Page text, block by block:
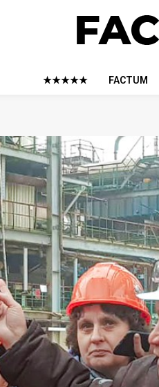
★★★★★ FACTUM